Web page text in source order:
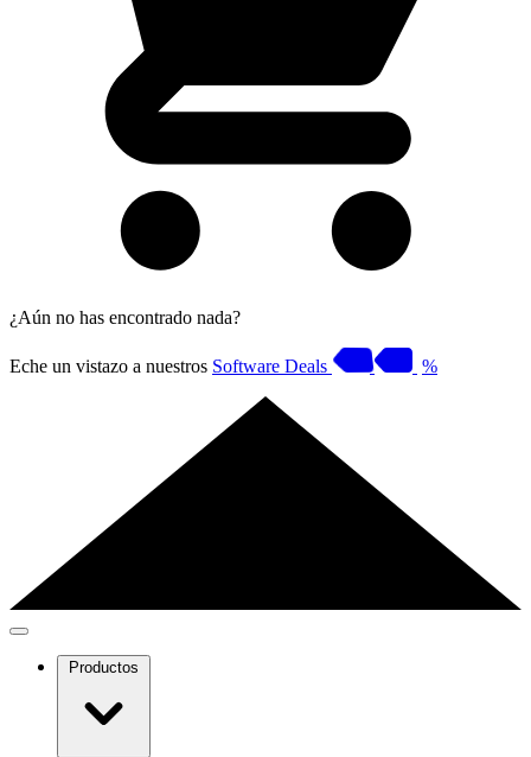
¿Aún no has encontrado nada?
Eche un vistazo a nuestros Software Deals %
Productos